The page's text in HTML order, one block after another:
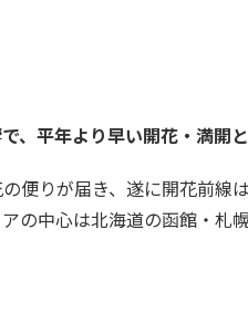
、平年より早い開花・満開
便りが届き、遂に開花前
の中心は北海道の函館・札